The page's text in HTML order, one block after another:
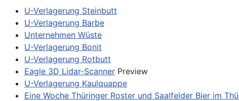
U-Verlagerung Steinbutt
U-Verlagerung Barbe
Unternehmen Wüste
U-Verlagerung Bonit
U-Verlagerung Rotbutt
Eagle 3D Lidar-Scanner Preview
U-Verlagerung Kaulquappe
Eine Woche Thüringer Roster und Saalfelder Bier im